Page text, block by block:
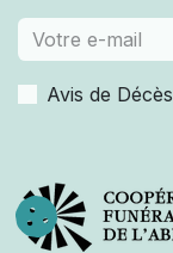
Avis de Décès